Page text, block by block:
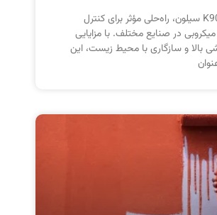
بایوساید K900 سیلون، راه‌حلی مؤثر برای کنترل
در صنایع مختلف. با مزایایی
بالا و سازگاری با محیط زیست، این